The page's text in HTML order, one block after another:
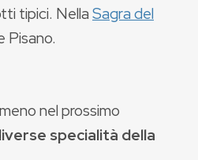
tipici. NellaSagra del
Pisano.
nel prossimo
specialità della